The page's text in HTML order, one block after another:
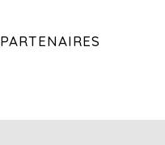
PARTENAIRES